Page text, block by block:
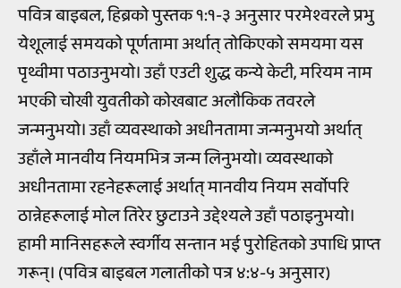
पवित्र बाइबल, हिब्रको पुस्तक १:१-३ अनुसार परमेश्वरले प्रभु
येशूलाई समयको पूर्णतामा अर्थात् तोकिएको समयमा यस
पृथ्वीमा पठाउनुभयो। उहाँ एउटी शुद्ध कन्ये केटी, मरियम नाम
भएकी चोखी युवतीको कोखबाट अलौकिक तवरले
जन्मनुभयो। उहाँ व्यवस्थाको अधीनतामा जन्मनुभयो अर्थात्
उहाँले मानवीय नियमभित्र जन्म लिनुभयो। व्यवस्थाको
अधीनतामा रहनेहरूलाई अर्थात् मानवीय नियम सर्वोपरि
ठान्नेहरूलाई मोल तिरेर छुटाउने उद्देश्यले उहाँ पठाइनुभयो।
हामी मानिसहरूले स्वर्गीय सन्तान भई पुरोहितको उपाधि प्राप्त
गरून्। (पवित्र बाइबल गलातीको पत्र ४:४-५ अनुसार)